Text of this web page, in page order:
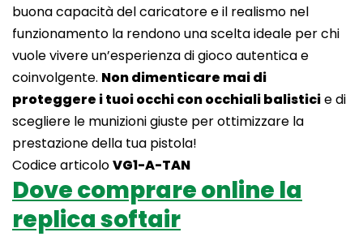
buona capacità del caricatore e il realismo nel
funzionamento la rendono una scelta ideale per chi
vuole vivere un’esperienza di gioco autentica e
coinvolgente. Non dimenticare mai di
proteggere i tuoi occhi con occhiali balisticie di
scegliere le munizioni giuste per ottimizzare la
prestazione della tua pistola!
Codice articoloVG1-A-TAN
Dove comprare online la
replica softair